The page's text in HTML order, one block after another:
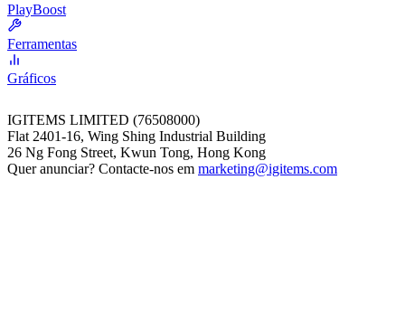
PlayBoost
Ferramentas
Gráficos
IGITEMS LIMITED (76508000)
Flat 2401-16, Wing Shing Industrial Building
26 Ng Fong Street, Kwun Tong, Hong Kong
Quer anunciar? Contacte-nos em marketing@igitems.com